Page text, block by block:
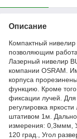
Описание
Компактный
позволяющим
Лазерный нивелир
компании OSRAM.
корпуса
функцию. Кроме того
фиксации лучей. Для
регулировка
штативом 1м.
измерения: 0,3ммм,
120 град., Угол